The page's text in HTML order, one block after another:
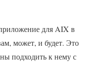
для AIX в
может, и будет. Это
подходить к нему с